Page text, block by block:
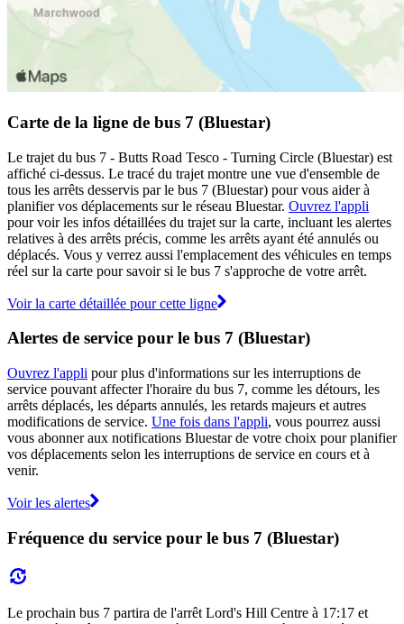
Carte de la ligne de bus 7 (Bluestar)
Le trajet du bus 7 - Butts Road Tesco - Turning Circle (Bluestar) est
affiché ci-dessus. Le tracé du trajet montre une vue d'ensemble de
tous les arrêts desservis par le bus 7 (Bluestar) pour vous aider à
planifier vos déplacements sur le réseau Bluestar. Ouvrez l'appli
pour voir les infos détaillées du trajet sur la carte, incluant les alertes
relatives à des arrêts précis, comme les arrêts ayant été annulés ou
déplacés. Vous y verrez aussi l'emplacement des véhicules en temps
réel sur la carte pour savoir si le bus 7 s'approche de votre arrêt.
Voir la carte détaillée pour cette ligne
Alertes de service pour le bus 7 (Bluestar)
Ouvrez l'appli pour plus d'informations sur les interruptions de
service pouvant affecter l'horaire du bus 7, comme les détours, les
arrêts déplacés, les départs annulés, les retards majeurs et autres
modifications de service. Une fois dans l'appli, vous pourrez aussi
vous abonner aux notifications Bluestar de votre choix pour planifier
vos déplacements selon les interruptions de service en cours et à
venir.
Voir les alertes
Fréquence du service pour le bus 7 (Bluestar)
Le prochain bus 7 partira de l'arrêt Lord's Hill Centre à 17:17 et